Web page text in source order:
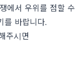
에서 우위를 점할 수
를 바랍니다.
주시면